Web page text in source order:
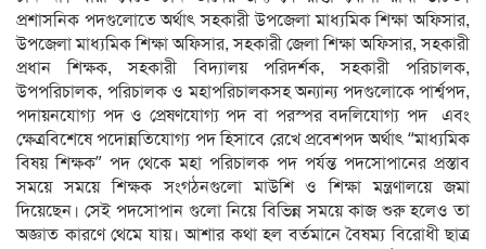
প্রশাসনিক পদগুলোতে অর্থাৎ সহকারী উপজেলা মাধ্যমিক শিক্ষা অফিসার,
উপজেলা মাধ্যমিক শিক্ষা অফিসার, সহকারী জেলা শিক্ষা অফিসার, সহকারী
প্রধান শিক্ষক, সহকারী বিদ্যালয় পরিদর্শক, সহকারী পরিচালক,
উপপরিচালক, পরিচালক ও মহাপরিচালকসহ অন্যান্য পদগুলোকে পার্শ্বপদ,
পদায়নযোগ্য পদ ও প্রেষণযোগ্য পদ বা পরস্পর বদলিযোগ্য পদ এবং
ক্ষেত্রবিশেষে পদোন্নতিযোগ্য পদ হিসাবে রেখে প্রবেশপদ অর্থাৎ “মাধ্যমিক
বিষয় শিক্ষক” পদ থেকে মহা পরিচালক পদ পর্যন্ত পদসোপানের প্রস্তাব
সময়ে সময়ে শিক্ষক সংগঠনগুলো মাউশি ও শিক্ষা মন্ত্রণালয়ে জমা
দিয়েছেন। সেই পদসোপান গুলো নিয়ে বিভিন্ন সময়ে কাজ শুরু হলেও তা
অজ্ঞাত কারণে থেমে যায়। আশার কথা হল বর্তমানে বৈষম্য বিরোধী ছাত্র